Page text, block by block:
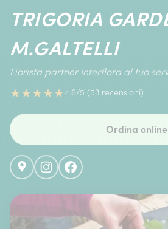
TRIGORIA
M.GALTELLI
Fiorista partner Interflora al tuo
★★★★★4.6/5 (53 recensioni)
Ordina online